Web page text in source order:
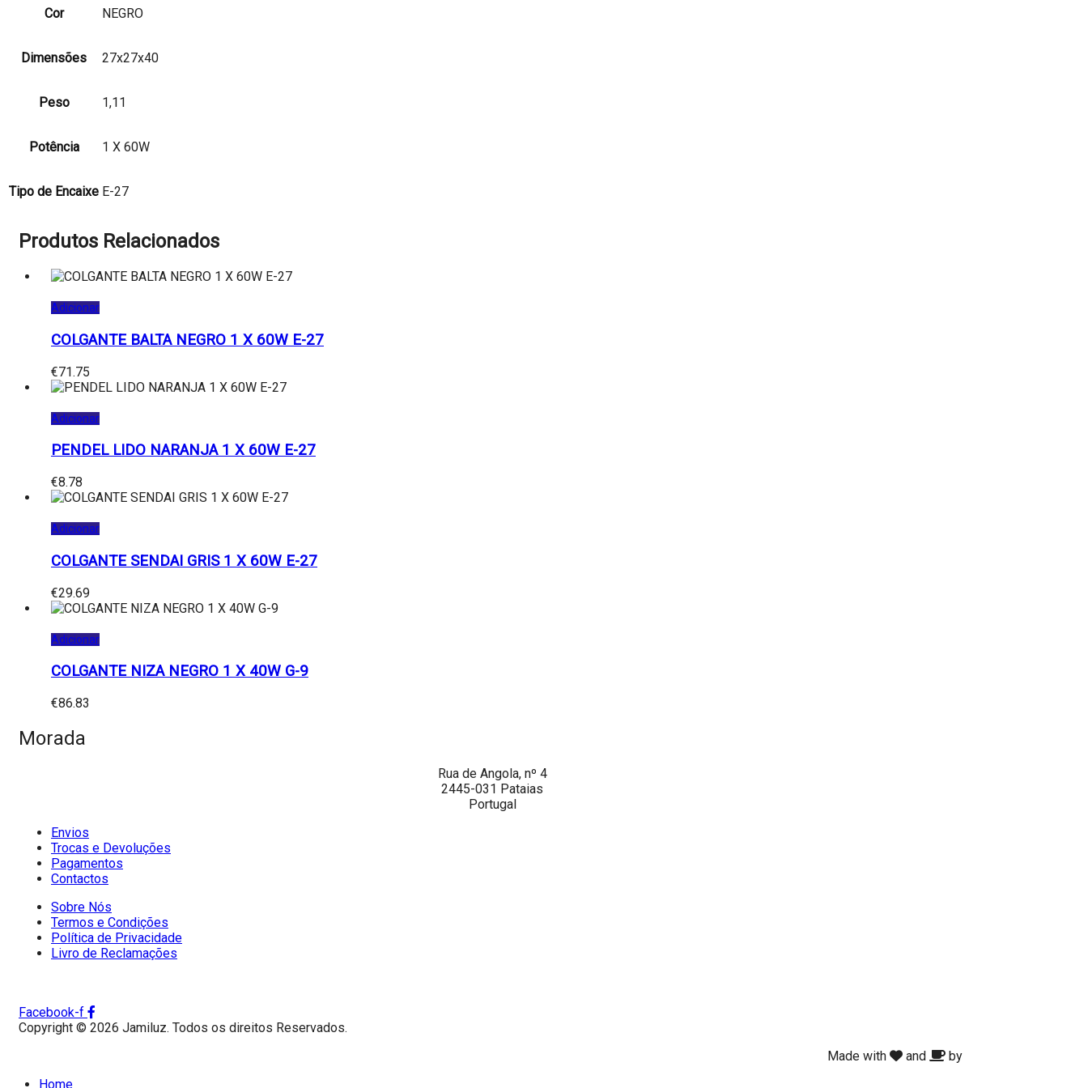
Cor NEGRO
Dimensões 27x27x40
Peso 1,11
Potência 1 X 60W
Tipo de Encaixe E-27
Produtos Relacionados
Adicionar
COLGANTE BALTA NEGRO 1 X 60W E-27
€71.75
Adicionar
PENDEL LIDO NARANJA 1 X 60W E-27
€8.78
Adicionar
COLGANTE SENDAI GRIS 1 X 60W E-27
€29.69
Adicionar
COLGANTE NIZA NEGRO 1 X 40W G-9
€86.83
Morada
Rua de Angola, nº 4
2445-031 Pataias
Portugal
Envios
Trocas e Devoluções
Pagamentos
Contactos
Sobre Nós
Termos e Condições
Política de Privacidade
Livro de Reclamações
Facebook-f
Copyright © 2026 Jamiluz. Todos os direitos Reservados.
Made with
and
by
Home